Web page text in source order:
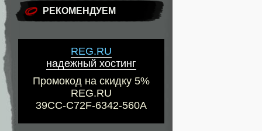
РЕКОМЕНДУЕМ
REG.RU
надежный хостинг
Промокод на скидку 5%
REG.RU
39CC-C72F-6342-560A